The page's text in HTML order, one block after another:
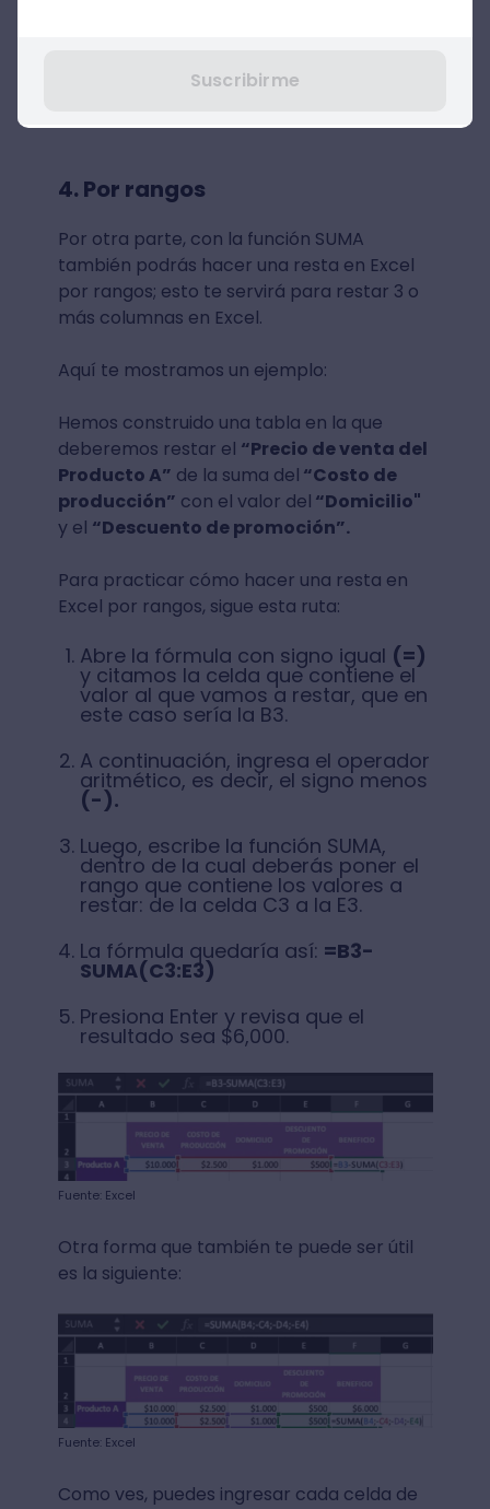
4. Por rangos
Por otra parte, con la función SUMA
también podrás hacer una resta en Excel
por rangos; esto te servirá para restar 3 o
más columnas en Excel.
Aquí te mostramos un ejemplo:
Hemos construido una tabla en la que
deberemos restar el “Precio de venta del
Producto A” de la suma del “Costo de
producción” con el valor del “Domicilio"
y el “Descuento de promoción”.
Para practicar cómo hacer una resta en
Excel por rangos, sigue esta ruta:
Abre la fórmula con signo igual (=)
y citamos la celda que contiene el
valor al que vamos a restar, que en
este caso sería la B3.
A continuación, ingresa el operador
aritmético, es decir, el signo menos
(-).
Luego, escribe la función SUMA,
dentro de la cual deberás poner el
rango que contiene los valores a
restar: de la celda C3 a la E3.
La fórmula quedaría así: =B3-
SUMA(C3:E3)
Presiona Enter y revisa que el
resultado sea $6,000.
Fuente: Excel
Otra forma que también te puede ser útil
es la siguiente:
Fuente: Excel
Como ves, puedes ingresar cada celda de
Suscribirme